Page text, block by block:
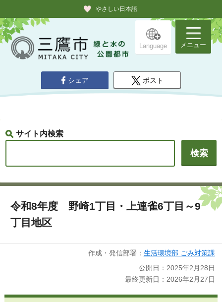
やさしい日本語
Language メニュー
シェア ポスト
サイト内検索
令和8年度 野崎1丁目・上連雀6丁目～9
丁目地区
作成・発信部署： 生活環境部 ごみ対策課
公開日：2025年2月28日
最終更新日：2026年2月27日